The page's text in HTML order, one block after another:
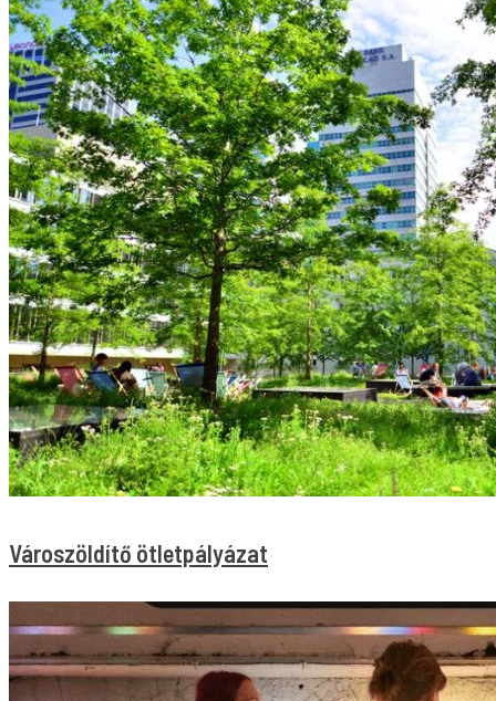
Városzöldítő ötletpályázat